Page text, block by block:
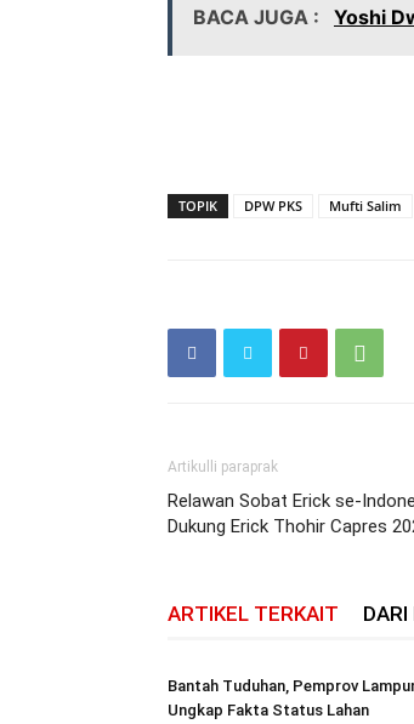
BACA JUGA : Yoshi
TOPIK DPW PKS Mufti Salim
Artikulli paraprak
Relawan Sobat Erick se-
Dukung Erick Thohir Capres
ARTIKEL TERKAIT DARI
Bantah Tuduhan, Pemprov
Ungkap Fakta Status Lahan